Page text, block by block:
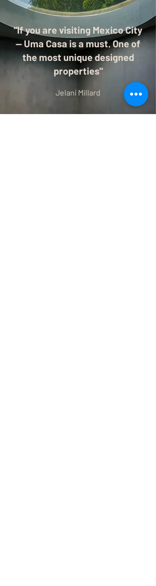
“If you are visiting Mexico City
-- Uma Casa is a must. One of
the most unique designed
properties"
Jelani Millard